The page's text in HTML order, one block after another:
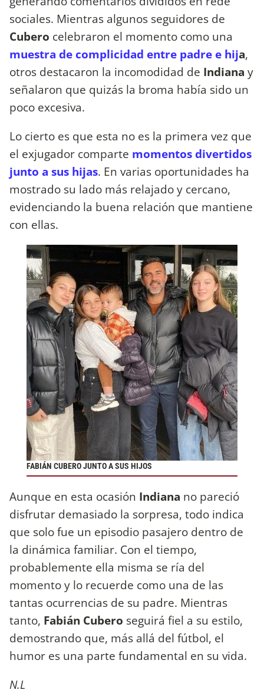
sociales. Mientras algunos seguidores de
Cubero celebraron el momento como una
muestra de complicidad entre padre e hija,
otros destacaron la incomodidad de Indiana y
señalaron que quizás la broma había sido un
poco excesiva.
Lo cierto es que esta no es la primera vez que
el exjugador comparte momentos divertidos
junto a sus hijas. En varias oportunidades ha
mostrado su lado más relajado y cercano,
evidenciando la buena relación que mantiene
con ellas.
FABIÁN CUBERO JUNTO A SUS HIJOS
Aunque en esta ocasión Indiana no pareció
disfrutar demasiado la sorpresa, todo indica
que solo fue un episodio pasajero dentro de
la dinámica familiar. Con el tiempo,
probablemente ella misma se ría del
momento y lo recuerde como una de las
tantas ocurrencias de su padre. Mientras
tanto, Fabián Cubero seguirá fiel a su estilo,
demostrando que, más allá del fútbol, el
humor es una parte fundamental en su vida.
N.L